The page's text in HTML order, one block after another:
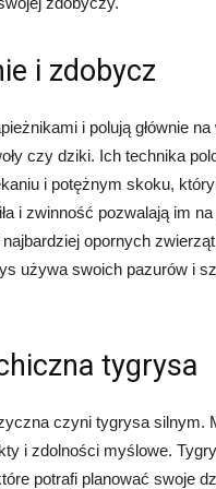
i zdobycz
i polują głównie
czy dziki. Ich technika
i potężnym skoku,
i zwinność pozwalają im
opornych
używa swoich pazurów i
tygrysa
czyni tygrysa silnym.
i zdolności myślowe.
potrafi planować swoje